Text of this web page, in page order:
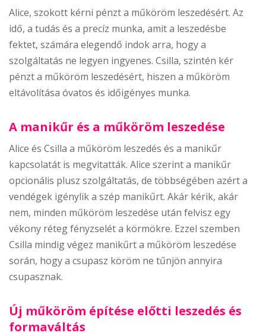
Alice, szokott kérni pénzt a műköröm leszedésért. Az
idő, a tudás és a precíz munka, amit a leszedésbe
fektet, számára elegendő indok arra, hogy a
szolgáltatás ne legyen ingyenes. Csilla, szintén kér
pénzt a műköröm leszedésért, hiszen a műköröm
eltávolítása óvatos és időigényes munka.
A manikűr és a műköröm leszedése
Alice és Csilla a műköröm leszedés és a manikűr
kapcsolatát is megvitatták. Alice szerint a manikűr
opcionális plusz szolgáltatás, de többségében azért a
vendégek igénylik a szép manikűrt. Akár kérik, akár
nem, minden műköröm leszedése után felvisz egy
vékony réteg fényzselét a körmökre. Ezzel szemben
Csilla mindig végez manikűrt a műköröm leszedése
során, hogy a csupasz köröm ne tűnjön annyira
csupasznak.
Új műköröm építése előtti leszedés és
formaváltás